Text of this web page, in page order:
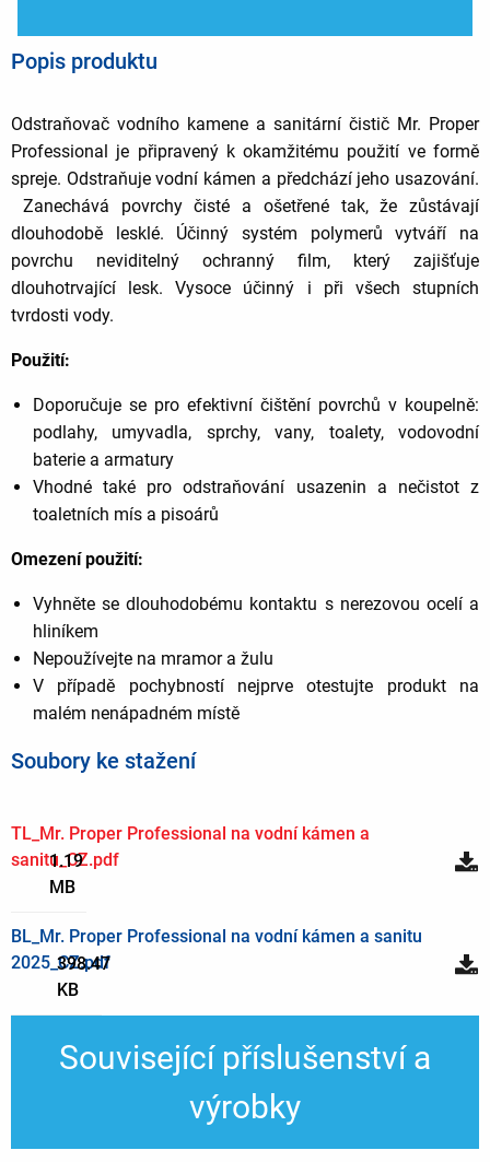
Popis produktu
Odstraňovač vodního kamene a sanitární čistič Mr. Proper
Professional je připravený k okamžitému použití ve formě
spreje. Odstraňuje vodní kámen a předchází jeho usazování.
Zanechává povrchy čisté a ošetřené tak, že zůstávají
dlouhodobě lesklé. Účinný systém polymerů vytváří na
povrchu neviditelný ochranný film, který zajišťuje
dlouhotrvající lesk. Vysoce účinný i při všech stupních
tvrdosti vody.
Použití:
Doporučuje se pro efektivní čištění povrchů v koupelně:
podlahy, umyvadla, sprchy, vany, toalety, vodovodní
baterie a armatury
Vhodné také pro odstraňování usazenin a nečistot z
toaletních mís a pisoárů
Omezení použití:
Vyhněte se dlouhodobému kontaktu s nerezovou ocelí a
hliníkem
Nepoužívejte na mramor a žulu
V případě pochybností nejprve otestujte produkt na
malém nenápadném místě
Soubory ke stažení
TL_Mr. Proper Professional na vodní kámen a
sanitu_CZ.pdf
1.19
MB
BL_Mr. Proper Professional na vodní kámen a sanitu
2025_CZ.pdf
398.47
KB
Související příslušenství a
výrobky